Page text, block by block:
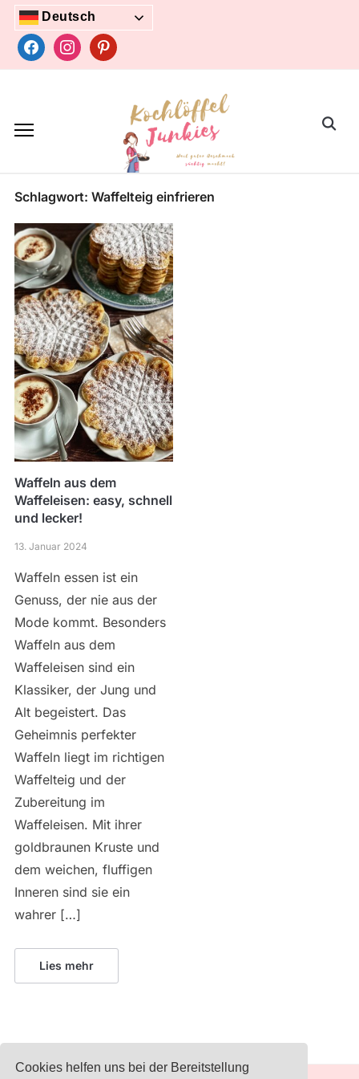
Cookies helfen uns bei der Bereitstellung
Skip
content
Deutsch
facebookinstagrampinterest
Search
Schlagwort: Waffelteig einfrieren
Waffeln aus dem
Waffeleisen: easy, schnell
und lecker!
13. Januar 2024
Waffeln essen ist ein
Genuss, der nie aus der
Mode kommt. Besonders
Waffeln aus dem
Waffeleisen sind ein
Klassiker, der Jung und
Alt begeistert. Das
Geheimnis perfekter
Waffeln liegt im richtigen
Waffelteig und der
Zubereitung im
Waffeleisen. Mit ihrer
goldbraunen Kruste und
dem weichen, fluffigen
Inneren sind sie ein
wahrer […]
Lies mehr